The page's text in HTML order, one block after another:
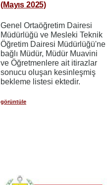
(Mayıs 2025)
Genel Ortaöğretim Dairesi
Müdürlüğü ve Mesleki Teknik
Öğretim Dairesi Müdürlüğü'ne
bağlı Müdür, Müdür Muavini
ve Öğretmenlere ait itirazlar
sonucu oluşan kesinleşmiş
bekleme listesi ektedir.
görüntüle